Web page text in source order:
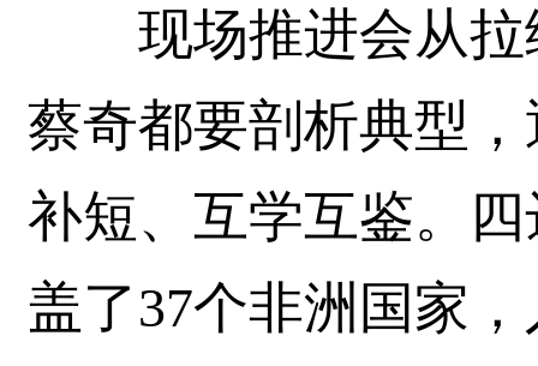
现场推进会从拉
蔡奇都要剖析典型
补短、互学互鉴。
盖了37个非洲国家